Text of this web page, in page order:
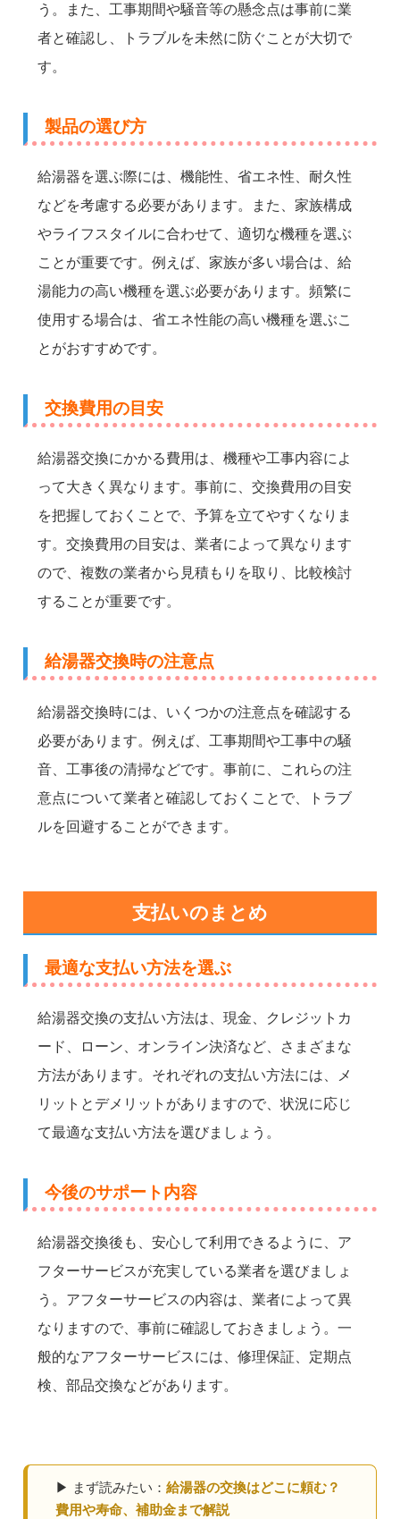
う。また、工事期間や騒音等の懸念点は事前に業
者と確認し、トラブルを未然に防ぐことが大切で
す。
製品の選び方
給湯器を選ぶ際には、機能性、省エネ性、耐久性
などを考慮する必要があります。また、家族構成
やライフスタイルに合わせて、適切な機種を選ぶ
ことが重要です。例えば、家族が多い場合は、給
湯能力の高い機種を選ぶ必要があります。頻繁に
使用する場合は、省エネ性能の高い機種を選ぶこ
とがおすすめです。
交換費用の目安
給湯器交換にかかる費用は、機種や工事内容によ
って大きく異なります。事前に、交換費用の目安
を把握しておくことで、予算を立てやすくなりま
す。交換費用の目安は、業者によって異なります
ので、複数の業者から見積もりを取り、比較検討
することが重要です。
給湯器交換時の注意点
給湯器交換時には、いくつかの注意点を確認する
必要があります。例えば、工事期間や工事中の騒
音、工事後の清掃などです。事前に、これらの注
意点について業者と確認しておくことで、トラブ
ルを回避することができます。
支払いのまとめ
最適な支払い方法を選ぶ
給湯器交換の支払い方法は、現金、クレジットカ
ード、ローン、オンライン決済など、さまざまな
方法があります。それぞれの支払い方法には、メ
リットとデメリットがありますので、状況に応じ
て最適な支払い方法を選びましょう。
今後のサポート内容
給湯器交換後も、安心して利用できるように、ア
フターサービスが充実している業者を選びましょ
う。アフターサービスの内容は、業者によって異
なりますので、事前に確認しておきましょう。一
般的なアフターサービスには、修理保証、定期点
検、部品交換などがあります。
▶ まず読みたい： 給湯器の交換はどこに頼む？
費用や寿命、補助金まで解説